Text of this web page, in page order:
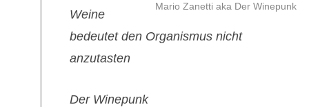
Mario Zanetti aka Der Winepunk
Weine
bedeutet den Organismus nicht
anzutasten
Der Winepunk